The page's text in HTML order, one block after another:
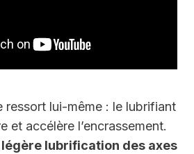
ressort lui-même : le lubrifiant
et accélère l’encrassement.
légère lubrification des axes